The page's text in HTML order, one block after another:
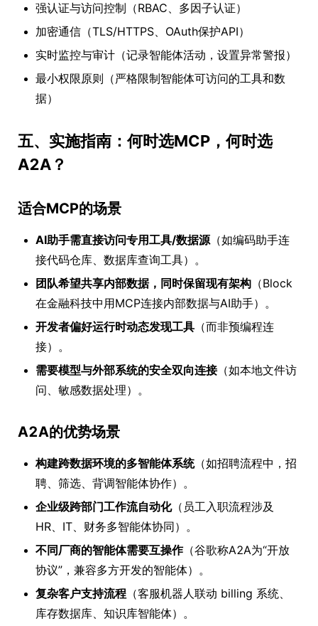
强认证与访问控制（RBAC、多因子认证）
加密通信（TLS/HTTPS、OAuth保护API）
实时监控与审计（记录智能体活动，设置异常警报）
最小权限原则（严格限制智能体可访问的工具和数
据）
五、实施指南：何时选MCP，何时选
A2A？
适合MCP的场景
AI助手需直接访问专用工具/数据源（如编码助手连
接代码仓库、数据库查询工具）。
团队希望共享内部数据，同时保留现有架构 （Block
在金融科技中用MCP连接内部数据与AI助手）。
开发者偏好运行时动态发现工具 （而非预编程连
接）。
需要模型与外部系统的安全双向连接（如本地文件访
问、敏感数据处理）。
A2A的优势场景
构建跨数据环境的多智能体系统（如招聘流程中，招
聘、筛选、背调智能体协作）。
企业级跨部门工作流自动化（员工入职流程涉及
HR、IT、财务多智能体协同）。
不同厂商的智能体需要互操作（谷歌称A2A为“开放
协议”，兼容多方开发的智能体）。
复杂客户支持流程 （客服机器人联动 billing 系统、
库存数据库、知识库智能体）。